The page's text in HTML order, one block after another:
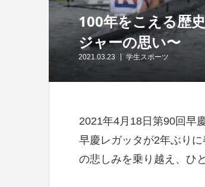
100年をこえる歴
ジャーの思い〜
2021.03.23 学生スポーツ
2021年4月18日第90回早
早慶レガッタが2年ぶり
の悲しみを乗り越え、ひ